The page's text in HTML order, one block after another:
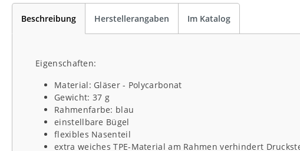
Beschreibung Herstellerangaben Im Katalog
Eigenschaften:
Material: Gläser - Polycarbonat
Gewicht: 37 g
Rahmenfarbe: blau
einstellbare Bügel
flexibles Nasenteil
extra weiches TPE-Material am Rahmen verhindert